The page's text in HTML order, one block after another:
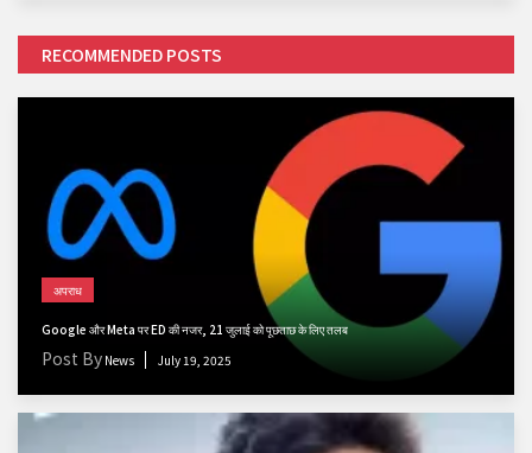
RECOMMENDED POSTS
अपराध
Google और Meta पर ED की नजर, 21 जुलाई को पूछताछ के लिए तलब
Post By News July 19, 2025